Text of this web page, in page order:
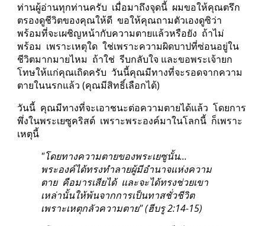
ท่านผู้อ่านทุกท่านครับ  เมื่อมาถึงจุดนี้  ผมขอให้คุณตรึก
ตรองดูชีวิตของคุณให้ดี  ขอให้คุณถามตัวเองดูซิว่า
พร้อมที่จะเผชิญหน้ากับความตายแล้วหรือยัง  ถ้าไม่
พร้อม  เพราะเหตุใด  ใช่เพราะความผิดบาปที่ซ่อนอยู่ใน
ชีวิตมากมายไหม  ถ้าใช่  รีบกลับใจ และขอพระเจ้ายก
โทษให้แก่คุณเถิดครับ  วันนี้คุณมีทางที่จะรอดจากความ
ตายในนรกแล้ว (คุณมีสิทธิ์เลือกได้)
วันนี้  คุณมีทางที่จะเอาชนะต่อความตายได้แล้ว  โดยการ
พึ่งในพระเยซูคริสต์  เพราะพระองค์มาในโลกนี้  ก็เพราะ
เหตุนี้
"โดยทางความตายของพระเยซูนั้น...
พระองค์ได้ทรงทำลายผู้มีอำนาจแห่งความ
ตาย  คือมารเสียได้  และจะได้ทรงช่วยเขา
เหล่านั้นให้พ้นจากการเป็นทาสชั่วชีวิต
เพราะเหตุกลัวความตาย" (ฮีบรู 2:14-15)